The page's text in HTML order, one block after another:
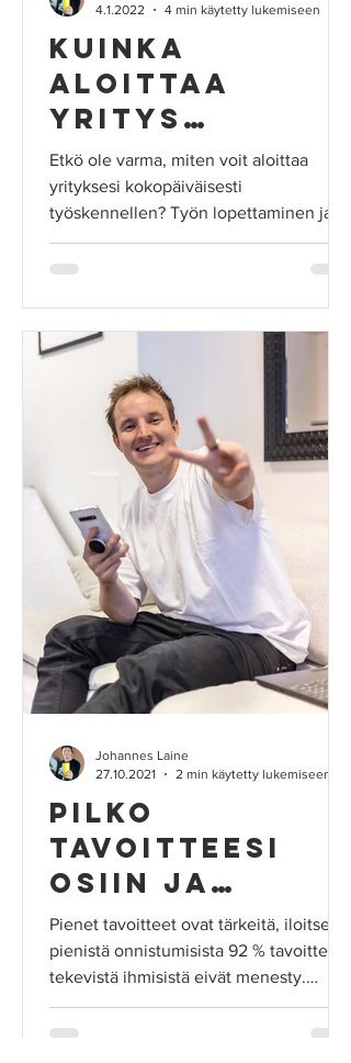
Kuinka
aloittaa
yritys
päivätyön
ohella
Etkö ole varma, miten voit aloittaa
yrityksesi kokopäiväisesti
työskennellen? Työn lopettaminen ja
yrityksen perustaminen tyhjästä...
4.1.2022
4 min käytetty lukemiseen
Pilko
tavoitteesi
osiin ja
onnistu
Pienet tavoitteet ovat tärkeitä, iloitse
pienistä onnistumisista 92 % tavoitteen
tekevistä ihmisistä eivät menesty.
Tutkimukset...
Johannes Laine
27.10.2021
2 min käytetty lukemiseen